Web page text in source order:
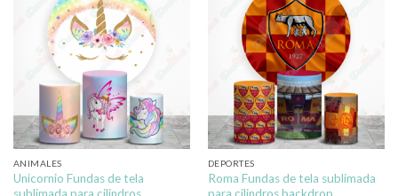
ANIMALES
Unicornio Fundas de tela
DEPORTES
Roma Fundas de tela sublimada